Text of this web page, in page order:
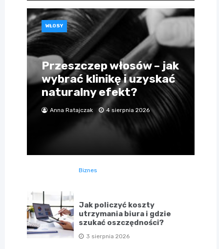
WŁOSY
Przeszczep włosów – jak
wybrać klinikę i uzyskać
naturalny efekt?
Anna Ratajczak 4 sierpnia 2026
Biznes
Jak policzyć koszty
utrzymania biura i gdzie
szukać oszczędności?
3 sierpnia 2026